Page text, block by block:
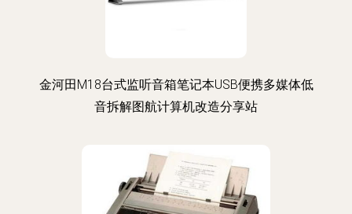
金河田M18台式监听音箱笔记本USB便携多媒体低
音拆解图航计算机改造分享站